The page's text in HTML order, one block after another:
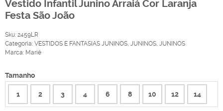
Vestido Infantil Junino Arraiá Cor Laranja
Festa São João
Sku: 2459LR
Categoria: VESTIDOS E FANTASIAS JUNINOS, JUNINOS, JUNINOS
Marca: Mariê
Tamanho
1 2 3 4 6 8 10 12 14